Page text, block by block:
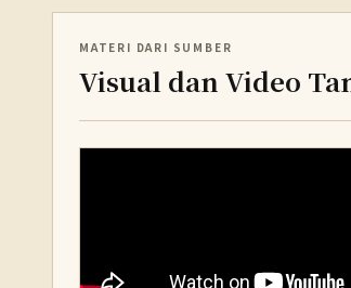
MATERI DARI SUMBER
Visual dan Video